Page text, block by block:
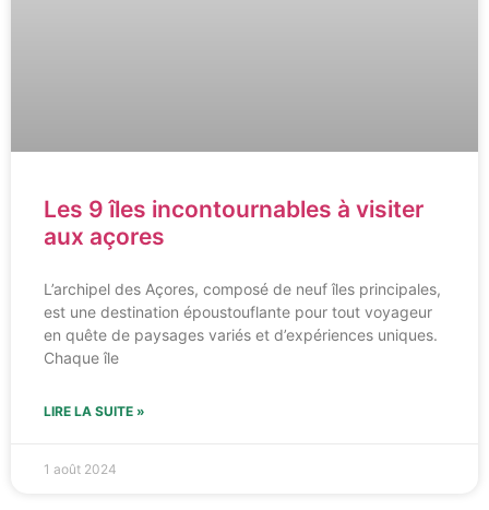
Les 9 îles incontournables à visiter
aux açores
L’archipel des Açores, composé de neuf îles principales,
est une destination époustouflante pour tout voyageur
en quête de paysages variés et d’expériences uniques.
Chaque île
LIRE LA SUITE »
1 août 2024